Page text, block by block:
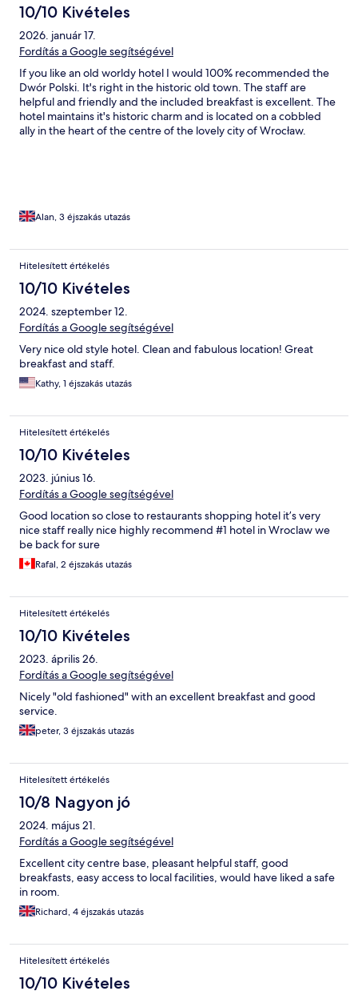
10/10 Kivételes
2026. január 17.
Fordítás a Google segítségével
If you like an old worldy hotel I would 100% recommended the
Dwór Polski. It's right in the historic old town. The staff are
helpful and friendly and the included breakfast is excellent. The
hotel maintains it's historic charm and is located on a cobbled
ally in the heart of the centre of the lovely city of Wrocław.
Alan, 3 éjszakás utazás
Hitelesített értékelés
10/10 Kivételes
2024. szeptember 12.
Fordítás a Google segítségével
Very nice old style hotel. Clean and fabulous location! Great
breakfast and staff.
Kathy, 1 éjszakás utazás
Hitelesített értékelés
10/10 Kivételes
2023. június 16.
Fordítás a Google segítségével
Good location so close to restaurants shopping hotel it’s very
nice staff really nice highly recommend #1 hotel in Wroclaw we
be back for sure
Rafal, 2 éjszakás utazás
Hitelesített értékelés
10/10 Kivételes
2023. április 26.
Fordítás a Google segítségével
Nicely "old fashioned" with an excellent breakfast and good
service.
peter, 3 éjszakás utazás
Hitelesített értékelés
10/8 Nagyon jó
2024. május 21.
Fordítás a Google segítségével
Excellent city centre base, pleasant helpful staff, good
breakfasts, easy access to local facilities, would have liked a safe
in room.
Richard, 4 éjszakás utazás
Hitelesített értékelés
10/10 Kivételes